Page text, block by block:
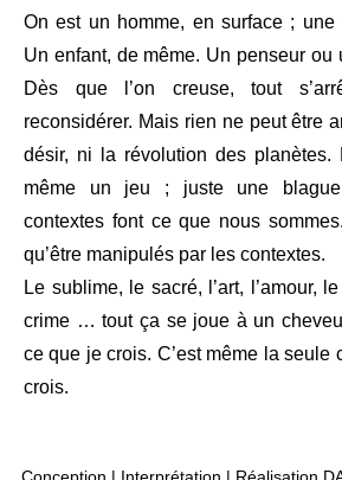
On est un homme, en surface ; une
Un enfant, de même. Un penseur ou
Dès que l’on creuse, tout
reconsidérer. Mais rien ne peut être
désir, ni la révolution des planètes.
même un jeu ; juste une
contextes font ce que nous
qu’être manipulés par les contextes.
Le sublime, le sacré, l’art, l’amour,
crime … tout ça se joue à un
ce que je crois. C’est même la seule
crois.
Conception | Interprétation | Réalisation